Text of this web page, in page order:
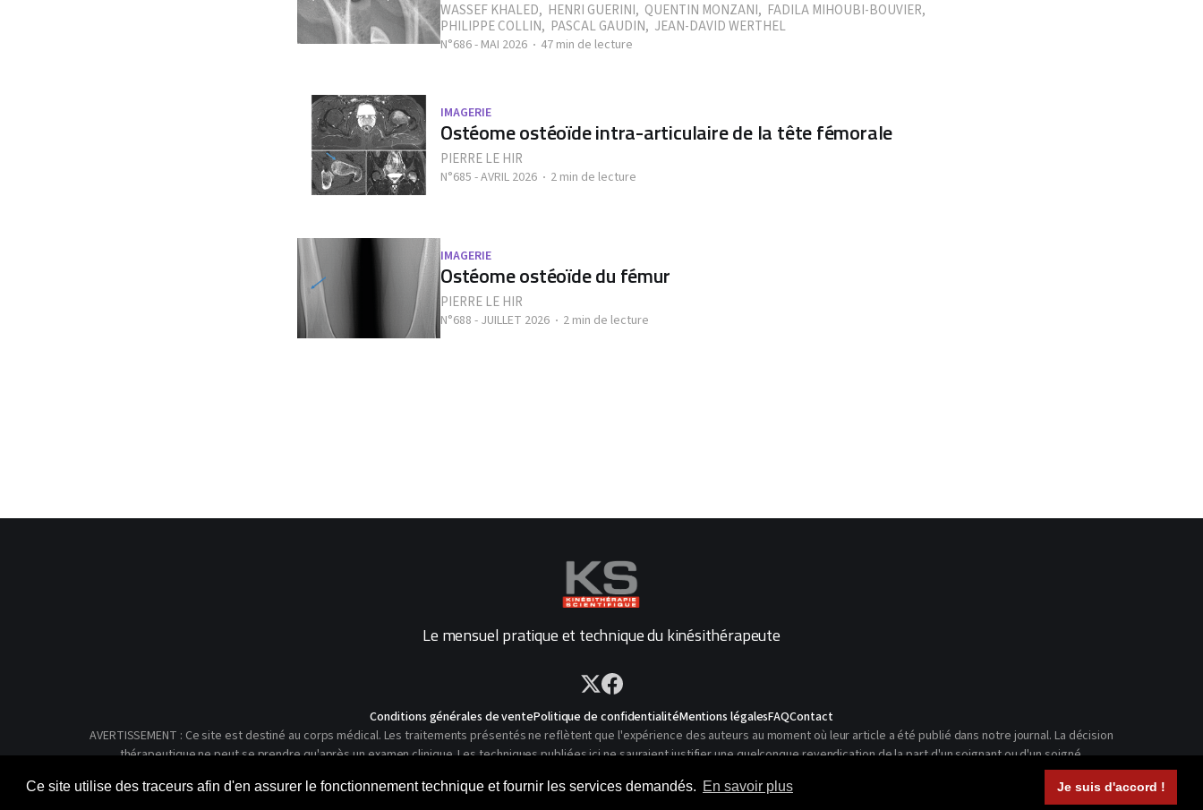
Ce site utilise des traceurs afin d'en assurer le fonctionnement technique et fournir les services demandés. En savoir plus Je suis d'accord !
WASSEF KHALED, HENRI GUERINI, QUENTIN MONZANI, FADILA MIHOUBI-BOUVIER,
PHILIPPE COLLIN, PASCAL GAUDIN, JEAN-DAVID WERTHEL
N°686 - MAI 2026 47 min de lecture
IMAGERIE
Ostéome ostéoïde intra-articulaire de la tête fémorale
PIERRE LE HIR
N°685 - AVRIL 2026 2 min de lecture
IMAGERIE
Ostéome ostéoïde du fémur
PIERRE LE HIR
N°688 - JUILLET 2026 2 min de lecture
Le mensuel pratique et technique du kinésithérapeute
Conditions générales de ventePolitique de confidentialitéMentions légalesFAQContact
AVERTISSEMENT : Ce site est destiné au corps médical. Les traitements présentés ne reflètent que l'expérience des auteurs au moment où leur article a été publié dans notre journal. La décision
thérapeutique ne peut se prendre qu'après un examen clinique. Les techniques publiées ici ne sauraient justifier une quelconque revendication de la part d'un soignant ou d'un soigné.